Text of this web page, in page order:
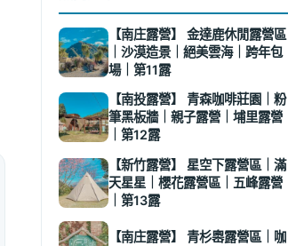
【南庄露營】 金達鹿休閒露營區
｜沙漠造景｜絕美雲海｜跨年包
場｜第11露
【南投露營】 青森咖啡莊園｜粉
筆黑板牆｜親子露營｜埔里露營
｜第12露
【新竹露營】 星空下露營區｜滿
天星星｜櫻花露營區｜五峰露營
｜第13露
【南庄露營】 青杉嶴露營區｜咖